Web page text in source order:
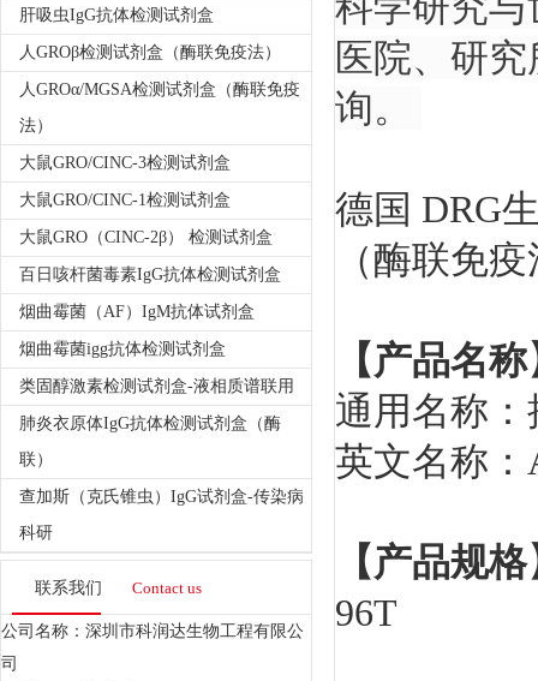
肝吸虫IgG抗体检测试剂盒
人GROβ检测试剂盒（酶联免疫法）
人GROα/MGSA检测试剂盒（酶联免疫
法）
大鼠GRO/CINC-3检测试剂盒
大鼠GRO/CINC-1检测试剂盒
大鼠GRO（CINC-2β） 检测试剂盒
百日咳杆菌毒素IgG抗体检测试剂盒
烟曲霉菌（AF）IgM抗体试剂盒
烟曲霉菌igg抗体检测试剂盒
类固醇激素检测试剂盒-液相质谱联用
肺炎衣原体IgG抗体检测试剂盒（酶
联）
查加斯（克氏锥虫）IgG试剂盒-传染病
科研
联系我们 Contact us
公司名称：深圳市科润达生物工程有限公
司
医院、研
询。
德国 DRG
（酶联免
【产品名
通用名称
英文名称
【产品规
96T